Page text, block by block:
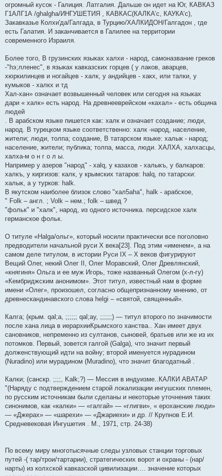
огромный кусок - Галиция. Латгалия. Дальше он идет на Юг, КАВКАЗ
Г1АЛГ1А /ghalgha/ИНГУШЕТИЯ , КАВКАС(КАЛКА’с, КАУКА’с),
Закавказье Колхи'да/Галгада, в Турцию/ХАЛКИДОН/Галгадон , где
есть Галатия. И заканчивается в Галилее на территории
современного Израиля.
Более того, В грузинских языках халхи - народ, самоназвание греков
-"hэ;лленес", в языках кавказских горцев ( у лаков, аварцев,
хюркилинцев и ногайцев - халк, у андийцев - хакх, или талки, у
кумыков - халкх и тд
Хал-хан» означает возвышенный человек или сегодня на языках
дари « халк» есть народ. На древнееврейском «кахал» - есть община
людей
. В арабском языке пишется как: халк и означает создание; люди,
народ. В турецком языке соответственно: халк -народ, население,
жители; люди, толпа; созда­ние, В татарском языке: халык - народ;
насе­ление, жители; публика; толпа, масса, люди. ХАЛХА, халхасцы,
халха-м о н г о л ы.
Например у азеров "народ" - хalq, у казахов - халыкъ, у балкаров:
халкъ, у киргизов: калк, у крымских татаров: halq, по татарски:
халык, а у турков: halk.
В якутском наиболее близок слово "хал5аhа", halk - арабское,
" Folk – англ. ; Volk – нем.; folk – швед ?
"фольк" и "халк", народ, из одного источника. персидское халк
германское фольк.
О титуле «Halga/ольг», который носили практически все поголовно
предводители начальной руси X века[23]. Под этим «именем», а на
самом деле титулом, в истории Руси IX – X веков фигурируют
Вещий Олег, некий Олег II, Олег Моравский, Олег Древлянский,
«княгиня» Ольга и ее муж Игорь, тоже названный Олегом (х-л-гу)
«Кембриджским анонимом». Этот титул, известный нам в форме
имени «Олег», произошел, согласно общепризнанному мнению, от
древнескандинавского слова helgi – «святой, священный».
Калга; (крым. qal;a, ;;;;;; qal;ay, ;;;;;;) — титул второго по значимости
после хана лица в иерархииКрымского ханства.. Хан имеет двух
сановников, непременно из султанов, сыновей, братьев или же из их
потомков. Первый, зовется галгой (Galga), что значит первый
долженствующий идти на войну; второй именуется нурадином
(Nuradino) или мурадином (Muradino), что значит благодатный .
Калки; (санскр. ;;;;, Kalk;?) — Мессия в индуизме..КАЛКИ АВАТАР
"(Наряду с подтверждением старой локализации ингушских племен,
по русским источникам были сделаны и некоторые уточнения таких
синонимов, как «калки» — «галгай» — «глигви», « ероханские люди»
— «Джерах» — «шарехи» — «Джариехи» и др. // Крупнов Е.И.
Средневековая Ингушетия . М., 1971, стр. 24-38)
По всему миру многотысячные следы узловых станции торговых
путей -( тар/трои/тартарии), стратегических ворот и охраны - (нар/
нарты) из колхской кавказской цивилизации…. значение которых